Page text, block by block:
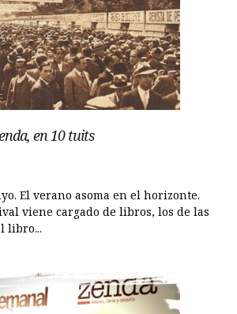
en 10 tuits
El verano asoma en el horizonte.
viene cargado de libros, los de las
libro...